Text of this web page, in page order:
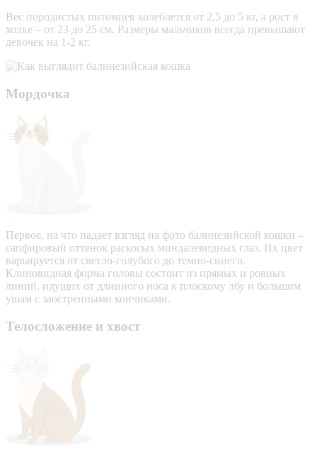
Вес породистых питомцев колеблется от 2,5 до 5 кг, а рост в
холке – от 23 до 25 см. Размеры мальчиков всегда превышают
девочек на 1-2 кг.
Мордочка
Первое, на что падает взгляд на фото балинезийской кошки –
сапфировый оттенок раскосых миндалевидных глаз. Их цвет
варьируется от светло-голубого до темно-синего.
Клиновидная форма головы состоит из прямых и ровных
линий, идущих от длинного носа к плоскому лбу и большим
ушам с заостренными кончиками.
Телосложение и хвост